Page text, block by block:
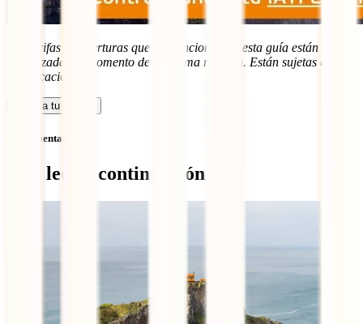
Las tarifas y coberturas que se mencionan en esta guía están
actualizadas al momento de su última revisión. Están sujetas a
modificaciones.
Calcula tu seguro
Sin comentarios
Qué leer a continuación